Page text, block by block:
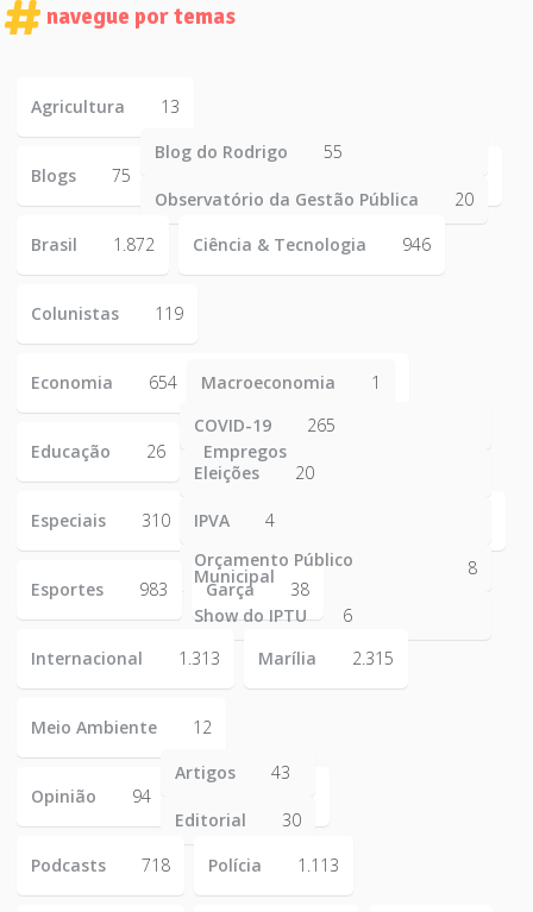
navegue por temas
Agricultura 13
Blogs 75
Blog do Rodrigo 55
Observatório da Gestão Pública
20
Brasil
1.872 Ciência & Tecnologia 946
Colunistas 119
Economia 654 Macroeconomia 1
Educação 26 Empregos
Especiais 310
COVID-19 265
Eleições 20
IPVA
4
Orçamento Público
Municipal 8
Show do IPTU 6
Esportes 983 Garça 38
Internacional 1.313 Marília 2.315
Meio Ambiente 12
Opinião 94
Artigos 43
Editorial
30
Podcasts
718 Polícia 1.113